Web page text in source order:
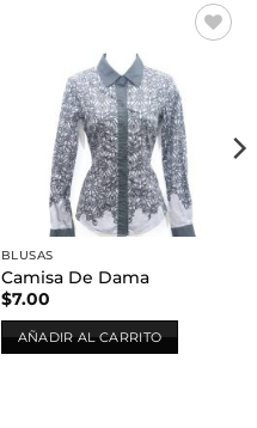
lista de
deseos
BLUSAS
Camisa De Dama
$7.00
AÑADIR AL CARRITO